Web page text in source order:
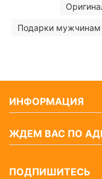
Подарки
ИНФОРМАЦИЯ
ЖДЕМ ВАС ПО
ПОДПИШИТЕСЬ